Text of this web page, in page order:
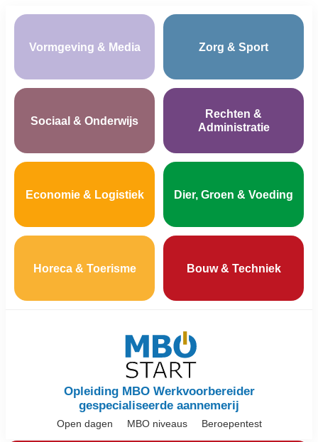
Vormgeving & Media Zorg & Sport
Sociaal & Onderwijs
Rechten &
Administratie
Economie & Logistiek Dier, Groen & Voeding
Horeca & Toerisme Bouw & Techniek
Opleiding MBO Werkvoorbereider
gespecialiseerde aannemerij
Open dagen MBO niveaus Beroepentest